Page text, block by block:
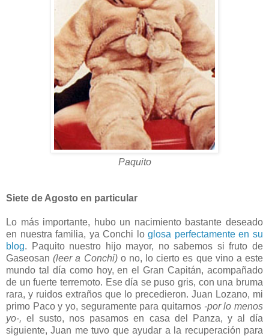
Paquito
Siete de Agosto en particular
Lo más importante, hubo un nacimiento bastante deseado
en nuestra familia, ya Conchi loglosa perfectamente en su
blog. Paquito nuestro hijo mayor, no sabemos si fruto de
Gaseosan(leer a Conchi) o no, lo cierto es que vino a este
mundo tal día como hoy, en el Gran Capitán, acompañado
de un fuerte terremoto. Ese día se puso gris, con una bruma
rara, y ruidos extraños que lo precedieron. Juan Lozano, mi
primo Paco y yo, seguramente para quitarnos -por lo menos
yo-, el susto, nos pasamos en casa del Panza, y al día
siguiente, Juan me tuvo que ayudar a la recuperación para